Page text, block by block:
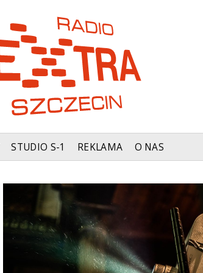
STUDIO S-1 REKLAMA O NAS